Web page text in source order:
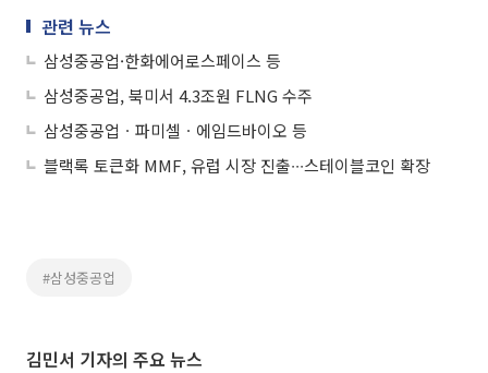
관련 뉴스
삼성중공업·한화에어로스페이스 등
삼성중공업, 북미서 4.3조원 FLNG 수주
삼성중공업ㆍ파미셀ㆍ에임드바이오 등
블랙록 토큰화 MMF, 유럽 시장 진출∙∙∙스테이블코인 확장
#삼성중공업
김민서 기자의 주요 뉴스